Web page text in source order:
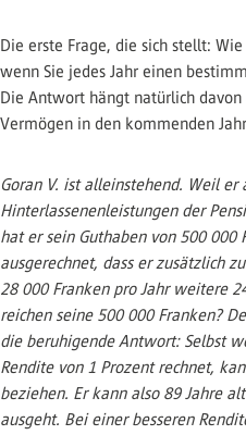
Die erste Frage, die sich stellt:
wenn Sie jedes Jahr einen
Die Antwort hängt natürlich
Vermögen in den kommenden
Goran V. ist alleinstehend. Weil er
Hinterlassenenleistungen der
hat er sein Guthaben von 500 000
ausgerechnet, dass er zusätzlich
28 000 Franken pro Jahr weitere
reichen seine 500 000 Franken?
die beruhigende Antwort: Selbst
Rendite von 1 Prozent rechnet,
beziehen. Er kann also 89 Jahre
ausgeht. Bei einer besseren